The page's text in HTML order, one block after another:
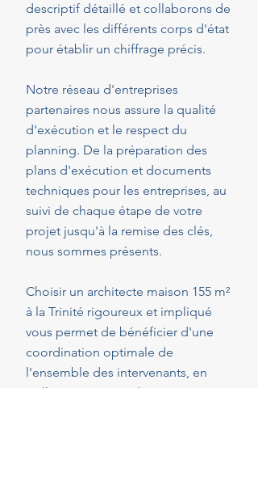
descriptif détaillé et collaborons de
près avec les différents corps d'état
pour établir un chiffrage précis.
Notre réseau d'entreprises
partenaires nous assure la qualité
d'exécution et le respect du
planning. De la préparation des
plans d'exécution et documents
techniques pour les entreprises, au
suivi de chaque étape de votre
projet jusqu'à la remise des clés,
nous sommes présents.
Choisir un architecte maison 155 m²
à la Trinité rigoureux et impliqué
vous permet de bénéficier d'une
coordination optimale de
l'ensemble des intervenants, en
veillant au respect de vos attentes,